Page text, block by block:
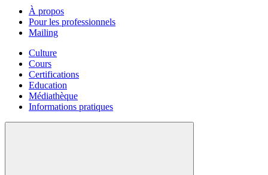
À propos
Pour les professionnels
Mailing
Culture
Cours
Certifications
Education
Médiathèque
Informations pratiques